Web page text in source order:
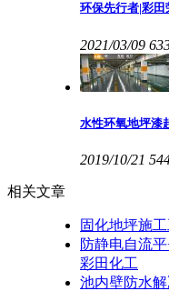
环保先行者|彩
2021/03/09
水性环氧地坪漆
2019/10/21
相关文章
固化地坪施
防静电自流
彩田化工
池内壁防水